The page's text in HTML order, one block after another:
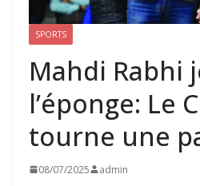
SPORTS
Mahdi Rabhi
l’éponge: Le
tourne une
08/07/2025 admin